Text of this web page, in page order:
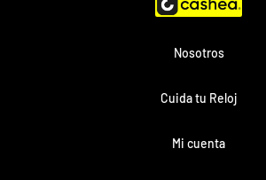
Nosotros
Cuida tu Reloj
Mi cuenta